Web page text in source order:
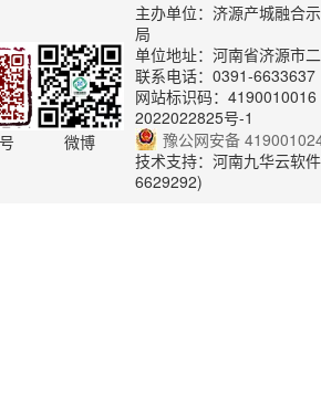
微博
主办单位：济源产城融合
局
单位地址：河南省济源
联系电话：0391-6633637
网站标识码：
2022022825号-1
豫公网安备
技术支持：河南九华云软
6629292)